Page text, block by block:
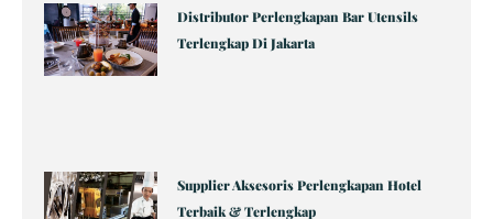
Distributor Perlengkapan Bar Utensils
Terlengkap Di Jakarta
Supplier Aksesoris Perlengkapan Hotel
Terbaik & Terlengkap